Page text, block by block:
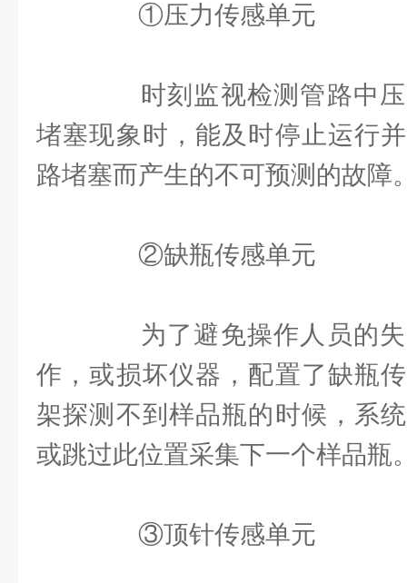
①压力传感单元
时刻监视检测管路中压
堵塞现象时，能及时停止运行
路堵塞而产生的不可预测的故障
②缺瓶传感单元
为了避免操作人员的失
作，或损坏仪器，配置了缺瓶
架探测不到样品瓶的时候，系
或跳过此位置采集下一个样品瓶
③顶针传感单元